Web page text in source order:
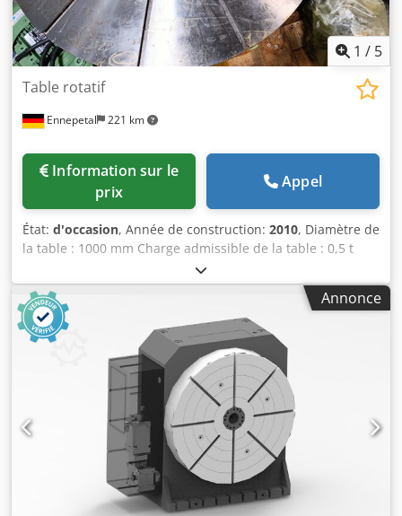
1 / 5
Ennepetal 221 km
Table rotatif
prix
Appel
État: d'occasion, Année de construction: 2010, Diamètre de
la table : 1000 mm Charge admissible de la table : 0,5 t
Crodeznndkspfx Ahhsf Hauteur de la table : 300 mm
Puissance totale requise : 12 kW Poids de la machine :
environ 0,5 t Encombrement : environ 1 x 1,2 x 0,3 m Table
tournante à rotation continue, réglable. Base de 570 mm
de diamètre, étendue à 1000 mm de diamètre. Utilisée sur
une rectifieuse à plat pour les opérations de rectification
sur table tournante. Nous fournissons avec la table un
nouveau moteur de remplacement.
Annonce